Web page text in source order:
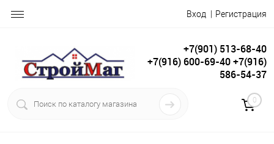
Вход Регистрация
+7(901) 513-68-40
+7(916) 600-69-40 +7(916)
586-54-37
0